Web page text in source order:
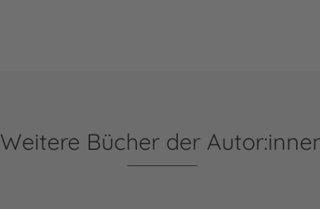
Weitere Bücher der